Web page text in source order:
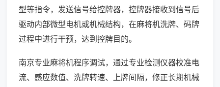
型等指令，发送信号给控牌器，控牌器接收到信号后
驱动内部微型电机或机械结构，在麻将机洗牌、码牌
过程中进行干预，达到控牌目的。
南京专业麻将机程序调试，通过专业检测仪器校准电
流、感应数值、洗牌转速、上牌间隔，修正长期机械